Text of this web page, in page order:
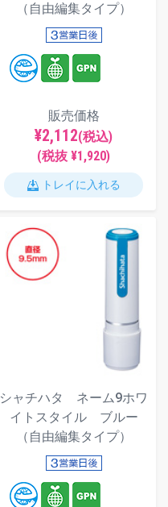
（自由編集タイプ）
販売価格
¥2,112(税込)
(税抜 ¥1,920)
トレイに入れる
シャチハタ ネーム9ホワ
イトスタイル ブルー
（自由編集タイプ）